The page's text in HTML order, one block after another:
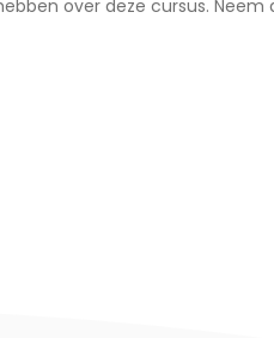
over deze cursus.